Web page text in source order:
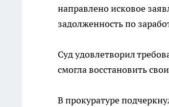
направлено исковое
задолженность по
Суд удовлетворил
смогла восстановить
В прокуратуре